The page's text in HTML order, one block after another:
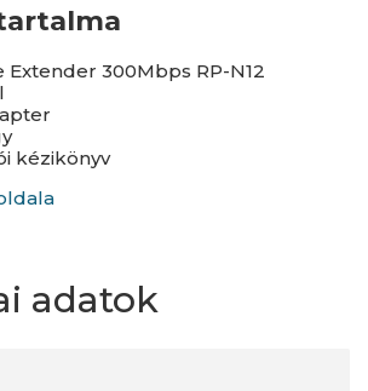
Extender 300Mbps RP-N12
kézikönyv
adatok